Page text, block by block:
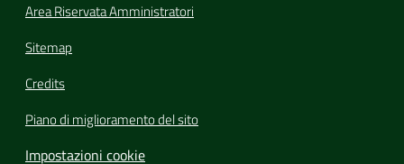
Area Riservata Amministratori
Sitemap
Credits
Piano di miglioramento del sito
Impostazioni cookie